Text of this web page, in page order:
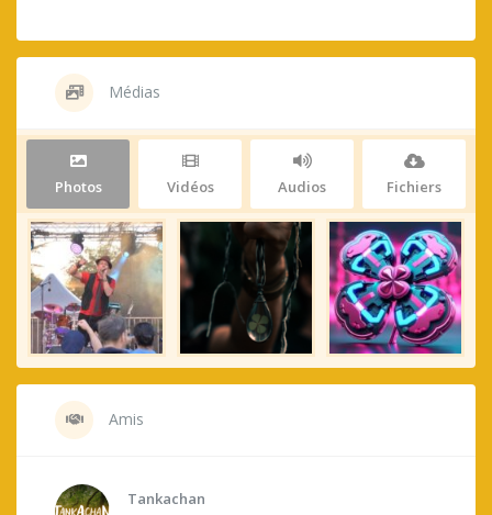
Médias
Photos Vidéos Audios Fichiers
Amis
Tankachan